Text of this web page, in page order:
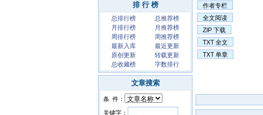
排 行 榜
总排行榜
总推荐榜
月排行榜
月推荐榜
周排行榜
周推荐榜
最新入库
最近更新
原创更新
转载更新
总收藏榜
字数排行
文章搜索
条 件：
关键字：
作者专栏
全文阅读
ZIP 下载
TXT 全文
TXT 单章